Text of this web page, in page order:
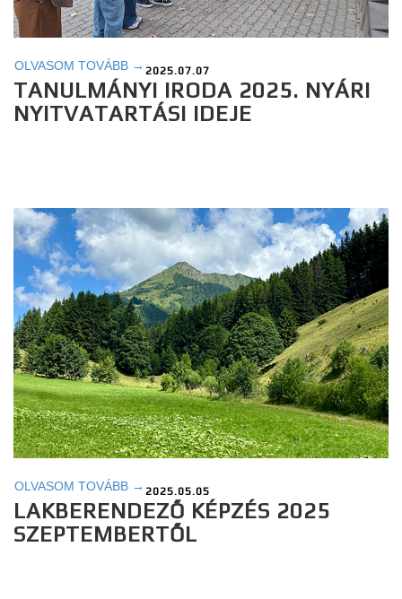
OLVASOM TOVÁBB → 2025.07.07
TANULMÁNYI IRODA 2025. NYÁRI
NYITVATARTÁSI IDEJE
OLVASOM TOVÁBB → 2025.05.05
LAKBERENDEZŐ KÉPZÉS 2025
SZEPTEMBERTŐL